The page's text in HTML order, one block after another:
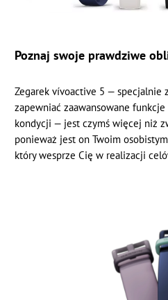
Poznaj swoje prawdziwe
Zegarek vívoactive 5 — specjalnie
zapewniać zaawansowane
kondycji — jest czymś więcej niż
ponieważ jest on Twoim
który wesprze Cię w realizacji